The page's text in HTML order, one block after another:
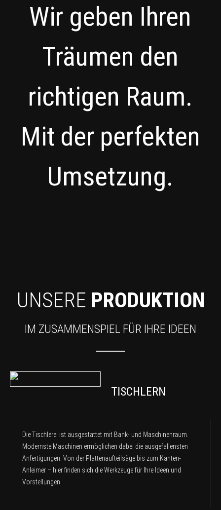
Wir geben Ihren
Träumen den
richtigen Raum.
Mit der perfekten
Umsetzung.
UNSERE PRODUKTION
IM ZUSAMMENSPIEL FÜR IHRE IDEEN
TISCHLERN
Die Tischlerei ist ausgestattet mit Bank- und Maschinenraum.
Modernste Maschinen ermöglichen dabei die ausgefallensten
Anfertigungen. Von der Plattenaufteilsäge bis zum Kanten-
Anleimer – hier finden sich die Werkzeuge für Ihre Ideen und
Vorstellungen.